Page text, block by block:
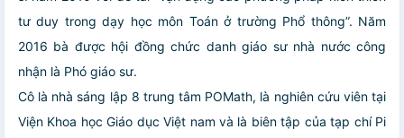
tư duy trong dạy học môn Toán ở trường Phổ thông”. Năm
2016 bà được hội đồng chức danh giáo sư nhà nước công
nhận là Phó giáo sư.
Cô là nhà sáng lập 8 trung tâm POMath, là nghiên cứu viên tại
Viện Khoa học Giáo dục Việt nam và là biên tập của tạp chí Pi